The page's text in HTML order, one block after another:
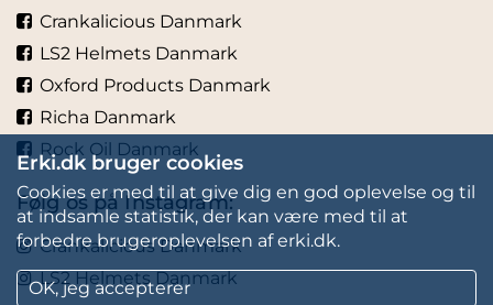
Crankalicious Danmark
LS2 Helmets Danmark
Oxford Products Danmark
Richa Danmark
Rock Oil Danmark
Følg os på Instagram:
Crankalicious Danmark
LS2 Helmets Danmark
Erki.dk bruger cookies
Cookies er med til at give dig en god oplevelse og til
at indsamle statistik, der kan være med til at
forbedre brugeroplevelsen af erki.dk.
OK, jeg accepterer